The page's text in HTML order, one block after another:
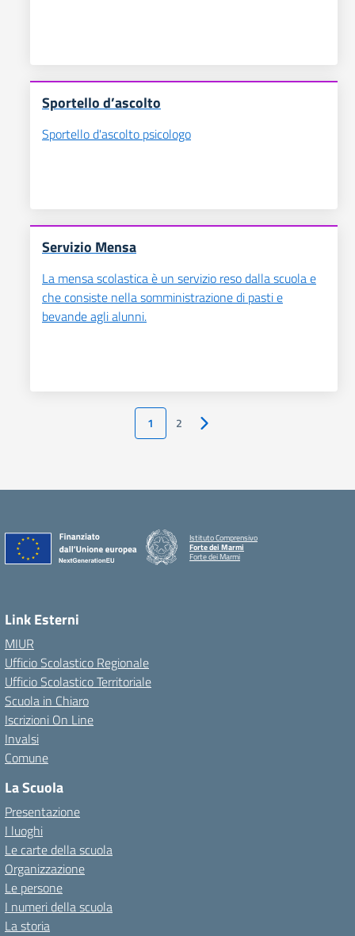
Sportello d’ascolto
Sportello d'ascolto psicologo
Servizio Mensa
La mensa scolastica è un servizio reso dalla scuola e
che consiste nella somministrazione di pasti e
bevande agli alunni.
1 2 Pagina successiva
Istituto Comprensivo
Forte dei Marmi
Forte dei Marmi
Link Esterni
MIUR
Ufficio Scolastico Regionale
Ufficio Scolastico Territoriale
Scuola in Chiaro
Iscrizioni On Line
Invalsi
Comune
La Scuola
Presentazione
I luoghi
Le carte della scuola
Organizzazione
Le persone
I numeri della scuola
La storia